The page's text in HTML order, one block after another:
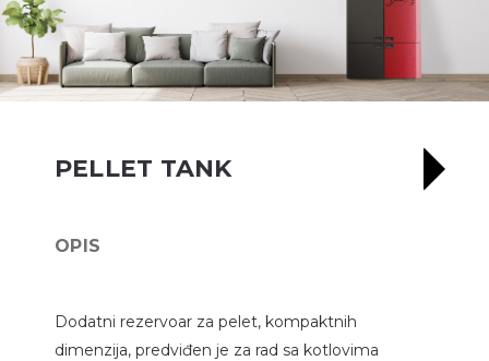
PELLET TANK
OPIS
Dodatni rezervoar za pelet, kompaktnih
dimenzija, predviđen je za rad sa kotlovima